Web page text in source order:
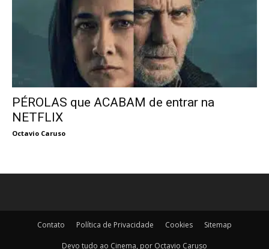
PÉROLAS que ACABAM de entrar na
NETFLIX
Octavio Caruso
Contato Política de Privacidade Cookies Sitemap
Devo tudo ao Cinema, por Octavio Caruso